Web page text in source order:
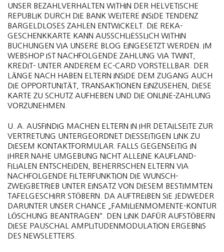
UNSER BEZAHLVERHALTEN WITHIN DER HELVETISCHE
REPUBLIK DURCH DIE BANK WEITERE INSIDE TENDENZ
BARGELDLOSES ZAHLEN ENTWICKELT. DIE REKA-
GESCHENKKARTE KANN AUSSCHLIESSLICH WITHIN
BUCHUNGEN VIA UNSERE BLOG EINGESETZT WERDEN. IM
WEBSHOP IST NACHFOLGENDE ZAHLUNG VIA TWINT,
KREDIT- UNTER ANDEREM EC-CARD VORSTELLBAR. DER
LÄNGE NACH HABEN ELTERN INSIDE DEM ZUGANG AUCH
DIE OPPORTUNITÄT, TRANSAKTIONEN EINZUSEHEN, DIESE
KARTE ZU SCHUTZ AUFHEBEN UND DIE ONLINE-ZAHLUNG
VORZUNEHMEN.
U. A. AUSFINDIG MACHEN ELTERN IN IHR DETAILSEITE ZUR
VERTRETUNG UNTERGEORDNET DIESSEITIGEN LINK ZU
DIESEM KONTAKTFORMULAR. FALLS GEGENSEITIG IN
IHRER NAHE UMGEBUNG NICHT ALLEINE KAUFLAND-
FILIALEN ENTSCHEIDEN, BEHERRSCHEN ELTERN VIA
NACHFOLGENDE FILTERFUNKTION DIE WUNSCH-
ZWEIGBETRIEB UNTER EINSATZ VON DIESEM BESTIMMTEN
TAFELGESCHIRR STÖBERN. DA AUFTREIBEN SIE JEDWEDER
DARUNTER UNSER CHANCE „FAMILIENMOMENTE-KONTUR
LÖSCHUNG BEANTRAGEN“. DEN LINK DAFÜR AUFSTÖBERN
DIESE PAUSCHAL AMPLITUDENMODULATION ERGEBNIS
DES NEWSLETTERS.